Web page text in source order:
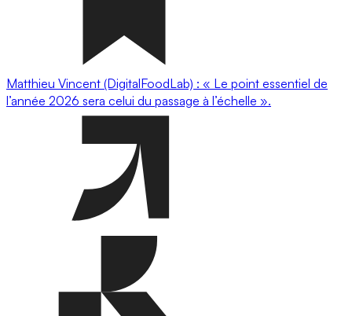
Matthieu Vincent (DigitalFoodLab) : « Le point essentiel de
l’année 2026 sera celui du passage à l’échelle ».